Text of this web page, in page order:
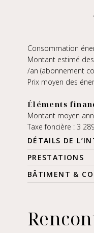
Consommation
Montant estimé
/an (abonnement
Prix moyen des
Éléments
Montant moyen
Taxe foncière : 3
DÉTAILS DE
PRESTATIONS
BÂTIMENT &